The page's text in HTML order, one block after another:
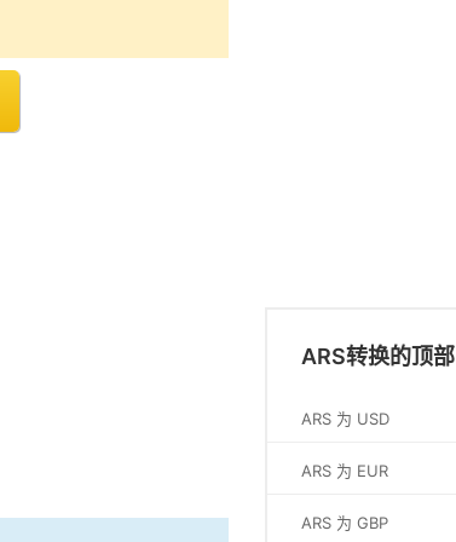
ARS转换的顶部
ARS 为 USD
ARS 为 EUR
ARS 为 GBP